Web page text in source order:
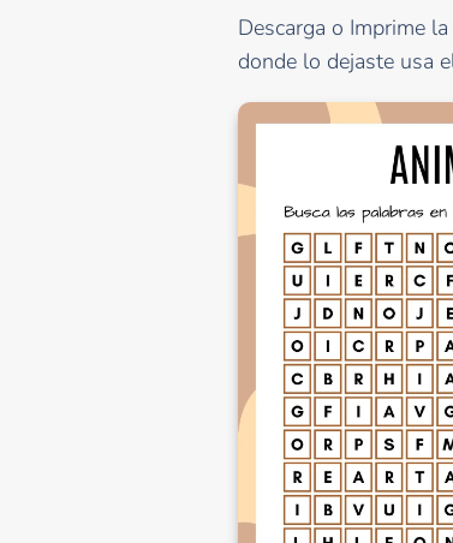
Descarga o Imprime la
donde lo dejaste usa